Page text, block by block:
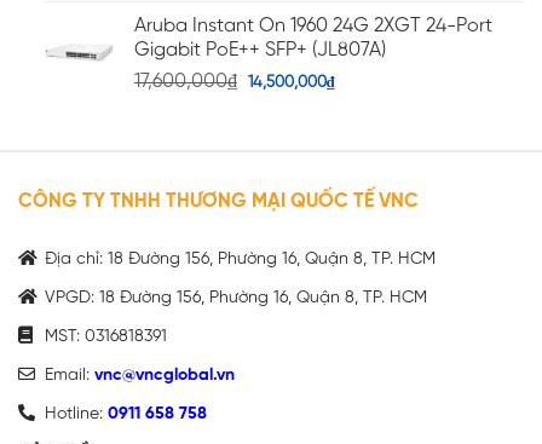
Aruba Instant On 1960 24G 2XGT 24-Port
Gigabit PoE++ SFP+ (JL807A)
17,600,000₫ 14,500,000₫
CÔNG TY TNHH THƯƠNG MẠI QUỐC TẾ VNC
Địa chỉ: 18 Đường 156, Phường 16, Quận 8, TP. HCM
VPGD: 18 Đường 156, Phường 16, Quận 8, TP. HCM
MST: 0316818391
Email: vnc@vncglobal.vn
Hotline: 0911 658 758